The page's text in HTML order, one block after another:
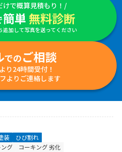
けで概算見積もり！/
簡単 無料診断
追加して写真を送ってください
でのご相談
り24時間受付！
よりご連絡します
装
ひび割れ
グ
コーキング 劣化